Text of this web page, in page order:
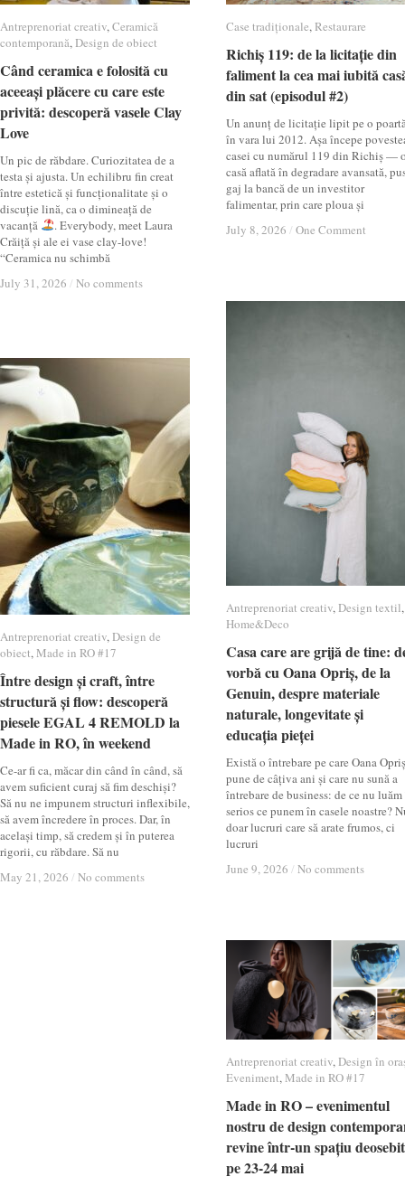
Antreprenoriat creativ,Ceramică
contemporană,Design de obiect
Când ceramica e folosită cu
aceeași plăcere cu care este
privită: descoperă vasele Clay
Love
Un pic de răbdare. Curiozitatea de a
testa și ajusta. Un echilibru fin creat
între estetică și funcționalitate și o
discuție lină, ca o dimineață de
vacanță
. Everybody, meet Laura
Crăiță și ale ei vase clay-love!
“Ceramica nu schimbă
July 31, 2026 / No comments
Antreprenoriat creativ Ceramică
contemporană Design de obiect
Când ceramica e folosită cu
aceeași plăcere cu care este
privită: descoperă vasele Clay
Love
July 31, 2026 / No comments
Case tradiționale,Restaurare
Richiș 119: de la licitație din
faliment la cea mai iubită
din sat (episodul #2)
Un anunț de licitație lipit pe o
în vara lui 2012. Așa începe
casei cu numărul 119 din Richiș —
casă aflată în degradare avansată,
gaj la bancă de un investitor
falimentar, prin care ploua și
July 8, 2026 / One Comment
Case tradiționale Restaurare
Richiș 119: de la licitație din
faliment la cea mai iubită
din sat (episodul #2)
July 8, 2026 / One Comment
Antreprenoriat creativ,Design textil,
Home&Deco
Casa care are grijă de tine:
vorbă cu Oana Opriș, de la
Genuin, despre materiale
naturale, longevitate și
educația pieței
Există o întrebare pe care Oana
pune de câțiva ani și care nu sună a
întrebare de business: de ce nu
serios ce punem în casele noastre?
doar lucruri care să arate frumos, ci
lucruri
June 9, 2026 / No comments
Antreprenoriat creativ Design textil
Home&Deco
Casa care are grijă de tine:
vorbă cu Oana Opriș, de la
Genuin, despre materiale
naturale, longevitate și
educația pieței
June 9, 2026 / No comments
Antreprenoriat creativ,Design de
obiect,Made in RO #17
Între design și craft, între
structură și flow: descoperă
piesele EGAL 4 REMOLD la
Made in RO, în weekend
Ce-ar fi ca, măcar din când în când, să
avem suficient curaj să fim deschiși?
Să nu ne impunem structuri inflexibile,
să avem încredere în proces. Dar, în
același timp, să credem și în puterea
rigorii, cu răbdare. Să nu
May 21, 2026 / No comments
Antreprenoriat creativ Design de
obiect Made in RO #17
Între design și craft, între
structură și flow: descoperă
piesele EGAL 4 REMOLD la
Made in RO, în weekend
May 21, 2026 / No comments
Antreprenoriat creativ,Design în
Eveniment,Made in RO #17
Made in RO – evenimentul
nostru de design
revine într-un spațiu
pe 23-24 mai
Antreprenoriat creativ Design în
Eveniment Made in RO #17
Made in RO – evenimentul
nostru de design
revine într-un spațiu
pe 23-24 mai